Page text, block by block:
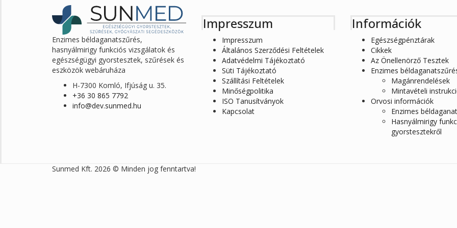
Enzimes béldaganatszűrés,
hasnyálmirigy funkciós vizsgálatok és
egészségügyi gyorstesztek, szűrések és
eszközök webáruháza
H-7300 Komló, Ifjúság u. 35.
+36 30 865 7792
info@dev.sunmed.hu
Impresszum
Impresszum
Általános Szerződési Feltételek
Adatvédelmi Tájékoztató
Süti Tájékoztató
Szállítási Feltételek
Minőségpolitika
ISO Tanusítványok
Kapcsolat
Információk
Egészségpénztárak
Cikkek
Az Önellenörző Tesztek
Enzimes
Magánrendelések
Mintavételi
Orvosi információk
Enzimes
Hasnyálmirigy
gyorstesztekről
Sunmed Kft. 2026 © Minden jog fenntartva!